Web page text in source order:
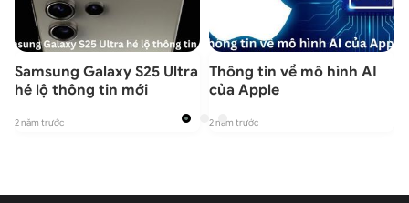
Samsung Galaxy S25 Ultra
hé lộ thông tin mới
2 năm trước
Thông tin về mô hình AI
của Apple
2 năm trước